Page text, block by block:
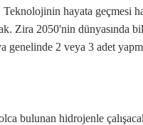
Teknolojinin hayata geçmesi
Zira 2050'nin dünyasında
genelinde 2 veya 3 adet
bulunan hidrojenle